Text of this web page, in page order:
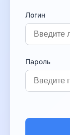
Логин
Пароль